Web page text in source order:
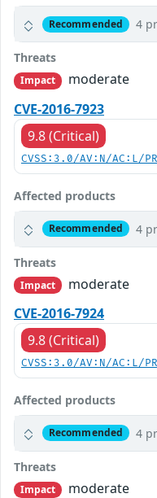
Recommended 4
Threats
Impact
moderate
CVE-2016-7923
9.8 (Critical)
CVSS:3.0/AV:N/AC:L/
Affected products
Recommended 4
Threats
Impact
moderate
CVE-2016-7924
9.8 (Critical)
CVSS:3.0/AV:N/AC:L/
Affected products
Recommended 4
Threats
Impact moderate